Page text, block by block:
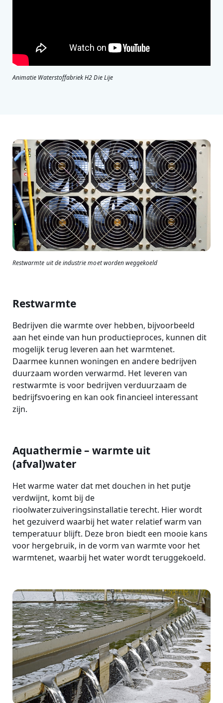
Animatie Waterstoffabriek H2 Die Lije
Restwarmte uit de industrie moet worden weggekoeld
Restwarmte
Bedrijven die warmte over hebben, bijvoorbeeld
aan het einde van hun productieproces, kunnen dit
mogelijk terug leveren aan het warmtenet.
Daarmee kunnen woningen en andere bedrijven
duurzaam worden verwarmd. Het leveren van
restwarmte is voor bedrijven verduurzaam de
bedrijfsvoering en kan ook financieel interessant
zijn.
Aquathermie – warmte uit
(afval)water
Het warme water dat met douchen in het putje
verdwijnt, komt bij de
rioolwaterzuiveringsinstallatie terecht. Hier wordt
het gezuiverd waarbij het water relatief warm van
temperatuur blijft. Deze bron biedt een mooie kans
voor hergebruik, in de vorm van warmte voor het
warmtenet, waarbij het water wordt teruggekoeld.